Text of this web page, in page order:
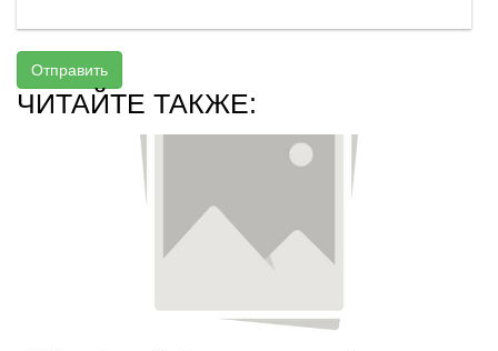
Отправить
ЧИТАЙТЕ ТАКЖЕ: